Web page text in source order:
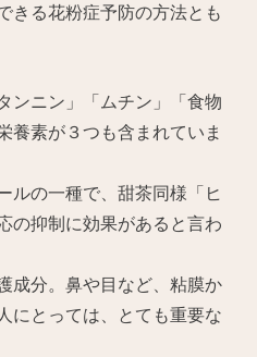
きる花粉症予防の方法とも
ンニン」「ムチン」「食物
養素が３つも含まれていま
ルの一種で、甜茶同様「ヒ
の抑制に効果があると言わ
成分。鼻や目など、粘膜か
にとっては、とても重要な